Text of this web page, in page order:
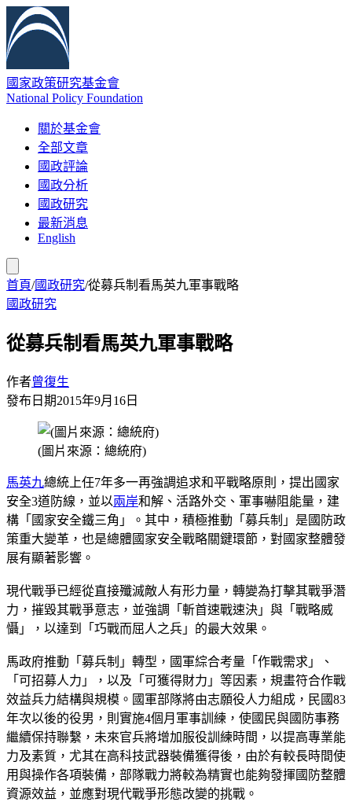
國家政策研究基金會
National Policy Foundation
關於基金會
全部文章
國政評論
國政分析
國政研究
最新消息
English
首頁/國政研究/從募兵制看馬英九軍事戰略
國政研究
從募兵制看馬英九軍事戰略
作者曾復生
發布日期2015年9月16日
(圖片來源：總統府)
馬英九總統上任7年多一再強調追求和平戰略原則，提出國家
安全3道防線，並以兩岸和解、活路外交、軍事嚇阻能量，建
構「國家安全鐵三角」。其中，積極推動「募兵制」是國防政
策重大變革，也是總體國家安全戰略關鍵環節，對國家整體發
展有顯著影響。
現代戰爭已經從直接殲滅敵人有形力量，轉變為打擊其戰爭潛
力，摧毀其戰爭意志，並強調「斬首速戰速決」與「戰略威
懾」，以達到「巧戰而屈人之兵」的最大效果。
馬政府推動「募兵制」轉型，國軍綜合考量「作戰需求」、
「可招募人力」，以及「可獲得財力」等因素，規畫符合作戰
效益兵力結構與規模。國軍部隊將由志願役人力組成，民國83
年次以後的役男，則實施4個月軍事訓練，使國民與國防事務
繼續保持聯繫，未來官兵將增加服役訓練時間，以提高專業能
力及素質，尤其在高科技武器裝備獲得後，由於有較長時間使
用與操作各項裝備，部隊戰力將較為精實也能夠發揮國防整體
資源效益，並應對現代戰爭形態改變的挑戰。